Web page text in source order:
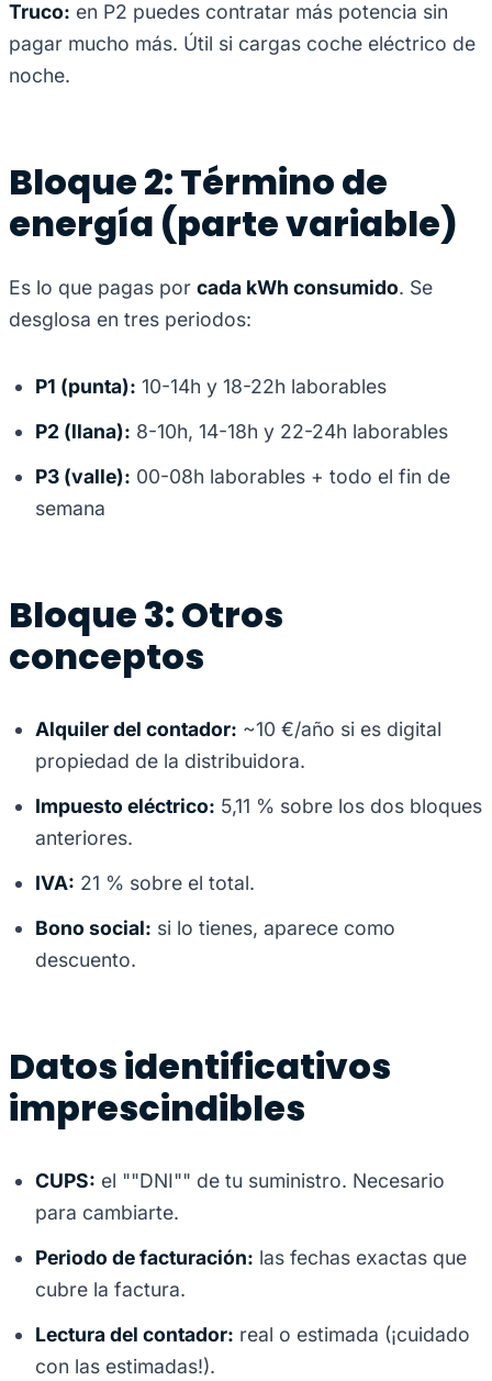
Truco: en P2 puedes contratar más potencia sin
pagar mucho más. Útil si cargas coche eléctrico de
noche.
Bloque 2: Término de
energía (parte variable)
Es lo que pagas por cada kWh consumido. Se
desglosa en tres periodos:
P1 (punta): 10-14h y 18-22h laborables
P2 (llana): 8-10h, 14-18h y 22-24h laborables
P3 (valle): 00-08h laborables + todo el fin de
semana
Bloque 3: Otros
conceptos
Alquiler del contador: ~10 €/año si es digital
propiedad de la distribuidora.
Impuesto eléctrico: 5,11 % sobre los dos bloques
anteriores.
IVA: 21 % sobre el total.
Bono social: si lo tienes, aparece como
descuento.
Datos identificativos
imprescindibles
CUPS: el ""DNI"" de tu suministro. Necesario
para cambiarte.
Periodo de facturación: las fechas exactas que
cubre la factura.
Lectura del contador: real o estimada (¡cuidado
con las estimadas!).